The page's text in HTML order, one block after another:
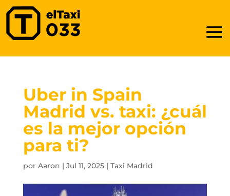
Uber in Spain
Madrid vs. taxi: ¿cuál
es la mejor opción
para ti?
por Aaron | Jul 11, 2025| Taxi Madrid